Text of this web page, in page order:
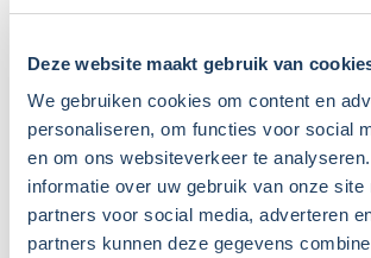
Deze website maakt gebruik van
We gebruiken cookies om content en
personaliseren, om functies voor social
en om ons websiteverkeer te
informatie over uw gebruik van onze site
partners voor social media, adverteren
partners kunnen deze gegevens
De Turboliquidatie,
in zijn werk?